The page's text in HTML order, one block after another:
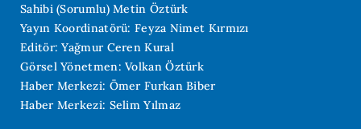
Sahibi (Sorumlu) Metin Öztürk
Yayın Koordinatörü: Feyza Nimet Kırmızı
Editör: Yağmur Ceren Kural
Görsel Yönetmen: Volkan Öztürk
Haber Merkezi: Ömer Furkan Biber
Haber Merkezi: Selim Yılmaz